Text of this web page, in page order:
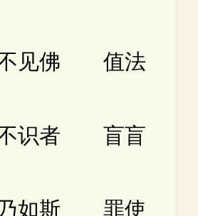
见佛 值法
识者 盲盲
如斯 罪使